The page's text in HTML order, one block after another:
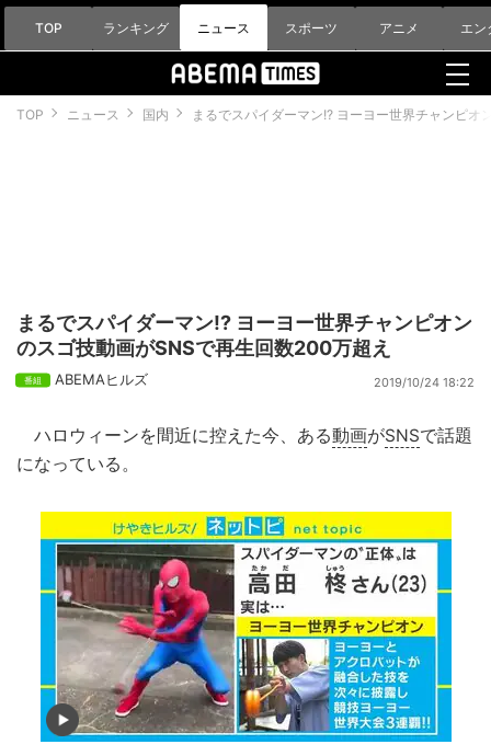
TOP ランキング ニュース スポーツ アニメ エン
TOP ニュース 国内 まるでスパイダーマン!? ヨーヨー世界チャンピ
まるでスパイダーマン!? ヨーヨー世界チャンピオン
のスゴ技動画がSNSで再生回数200万超え
ABEMAヒルズ 2019/10/24 18:22
ハロウィーンを間近に控えた今、ある動画がSNSで話題
になっている。